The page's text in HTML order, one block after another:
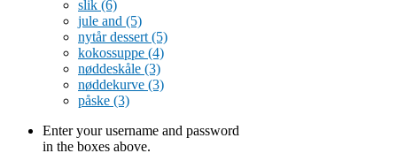
slik (6)
jule and (5)
nytår dessert (5)
kokossuppe (4)
nøddeskåle (3)
nøddekurve (3)
påske (3)
Enter your username and password
in the boxes above.